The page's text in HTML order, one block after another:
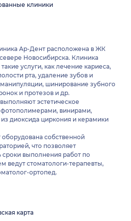
клиники
Ар-Дент расположена в ЖК
Новосибирска. Клиника
услуги, как лечение кариеса,
рта, удаление зубов и
шинирование зубного
и протезов и др.
эстетическое
фотополимерами, винирами,
диоксида циркония и керамики
собственной
что позволяет
сроки выполнения работ по
ведут стоматологи-терапевты,
ортопед.
карта